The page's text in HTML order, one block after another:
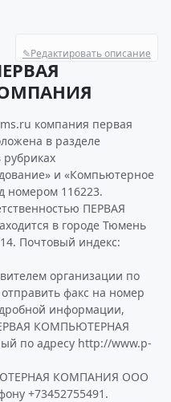
✎Редактировать описание
компания первая
в разделе
и «Компьютерное
номером 116223.
ПЕРВАЯ
в городе Тюмень
Почтовый индекс:
организации по
факс на номер
информации,
КОМПЬЮТЕРНАЯ
по адресу http://www.p-
КОМПАНИЯ ООО
+73452755491.